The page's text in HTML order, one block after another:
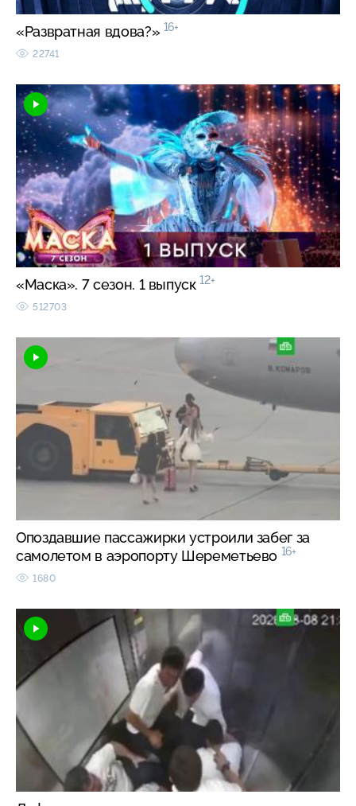
«Развратная вдова?» 16+
22741
«Маска». 7 сезон. 1 выпуск 12+
512703
Опоздавшие пассажирки устроили забег за
самолетом в аэропорту Шереметьево 16+
1680